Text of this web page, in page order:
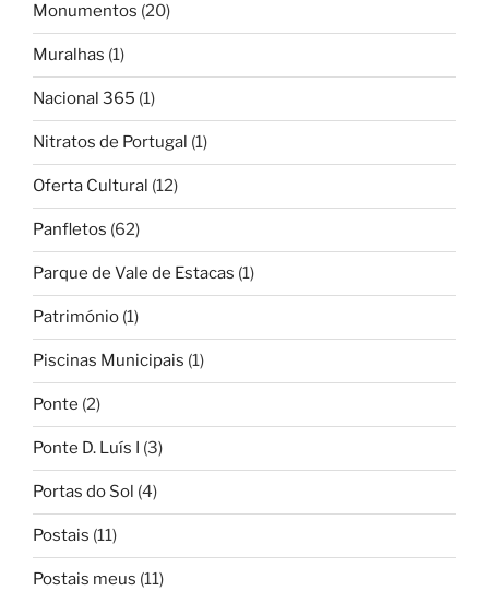
Monumentos (20)
Muralhas (1)
Nacional 365 (1)
Nitratos de Portugal (1)
Oferta Cultural (12)
Panfletos (62)
Parque de Vale de Estacas (1)
Património (1)
Piscinas Municipais (1)
Ponte (2)
Ponte D. Luís I (3)
Portas do Sol (4)
Postais (11)
Postais meus (11)